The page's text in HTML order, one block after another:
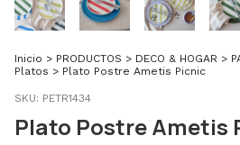
Inicio > PRODUCTOS > DECO & HOGAR >
Platos > Plato Postre Ametis Picnic
SKU: PETR1434
Plato Postre Ametis